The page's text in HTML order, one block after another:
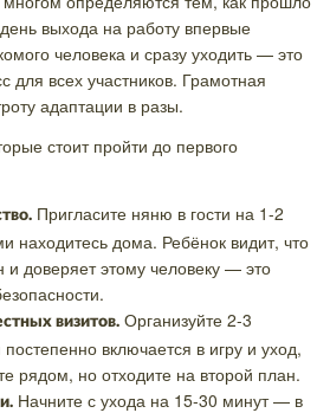
выхода на работу впервые
человека и сразу уходить — это
для всех участников. Грамотная
адаптации в разы.
стоит пройти до первого
Пригласите няню в гости на 1-2
находитесь дома. Ребёнок видит, что
и доверяет этому человеку — это
визитов. Организуйте 2-3
постепенно включается в игру и уход,
рядом, но отходите на второй план.
Начните с ухода на 15-30 минут — в